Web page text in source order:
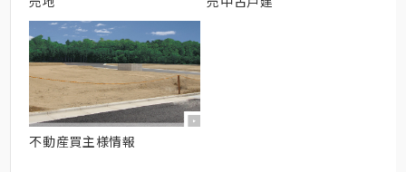
不動産買主様情報